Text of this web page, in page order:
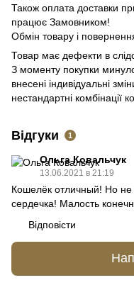
Також оплата доставки
працює Замовником!
Обмін товару і
Товар має дефекти в
З моменту покупки
внесені індивідуальні
нестандартні комбінації
Відгуки 1
Ольга Ковальчук
13.06.2021 в 21:19
Кошелёк отличный! Но не
сердечка! Малость
Відповісти